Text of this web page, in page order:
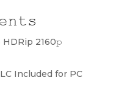
2160𝚙
Included for PC